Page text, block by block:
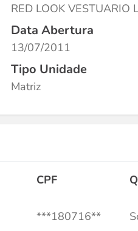
RED LOOK VESTUARIO
Data Abertura
13/07/2011
Tipo Unidade
Matriz
CPF
***180716**